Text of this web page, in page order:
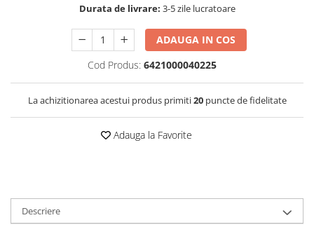
Durata de livrare: 3-5 zile lucratoare
ADAUGA IN COS
Cod Produs: 6421000040225
La achizitionarea acestui produs primiti20puncte de fidelitate
Adauga la Favorite
Descriere